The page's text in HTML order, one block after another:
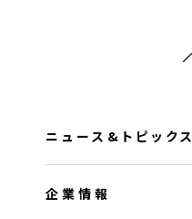
ニュース&トピックス
企業情報